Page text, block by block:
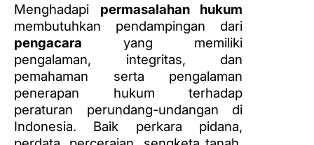
Menghadapi permasalahan hukum
membutuhkan pendampingan dari
pengacara yang memiliki
pengalaman, integritas, dan
pemahaman serta pengalaman
penerapan hukum terhadap
peraturan perundang-undangan di
Indonesia. Baik perkara pidana,